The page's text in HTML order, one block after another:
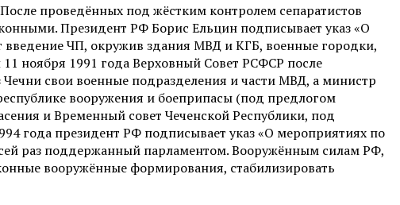
проведённых под жёстким контролем сепаратистов
Президент РФ Борис Ельцин подписывает указ «О
введение ЧП, окружив здания МВД и КГБ, военные городки,
ноября 1991 года Верховный Совет РСФСР после
свои военные подразделения и части МВД, а министр
вооружения и боеприпасы (под предлогом
и Временный совет Чеченской Республики, под
года президент РФ подписывает указ «О мероприятиях по
раз поддержанный парламентом. Вооружённым силам РФ,
вооружённые формирования, стабилизировать